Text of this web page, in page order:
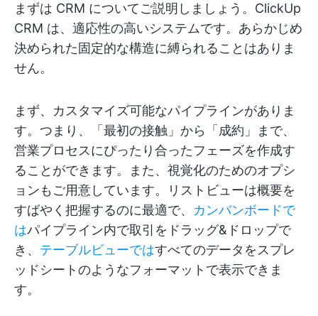
まずは CRM についてご説明しましょう。ClickUp
CRM は、適応性の高いシステムです。あらかじめ
決められた固定的な構造に縛られることはありま
せん。
まず、カスタマイズ可能なパイプラインがありま
す。つまり、「最初の接触」から「成約」まで、
営業プロセスにぴったり合ったフェーズを作成す
ることができます。また、視覚化のためのオプシ
ョンもご用意しています。リストビューは概要を
すばやく把握するのに最適で、 カンバンボードで
はパイプライン内で取引をドラッグ&ドロップで
き、 テーブルビューではすべてのデータをスプレ
ッドシートのようなフォーマットで表示できま
す。